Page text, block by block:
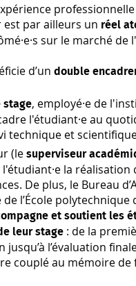
par ailleurs un réel
sur le marché de
d’un double
stage, employé·e de
l'étudiant·e au
technique et
(le superviseur
la réalisation
De plus, le Bureau
l’École polytechnique
et soutient les
leur stage : de la
l’évaluation
couplé au mémoire de